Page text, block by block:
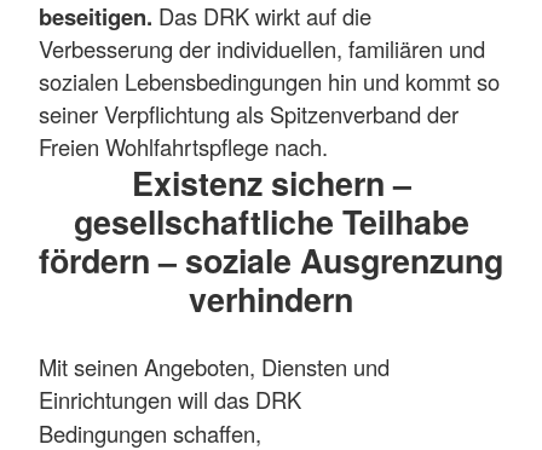
beseitigen. Das DRK wirkt auf die
Verbesserung der individuellen, familiären und
sozialen Lebensbedingungen hin und kommt so
seiner Verpflichtung als Spitzenverband der
Freien Wohlfahrtspflege nach.
Existenz sichern –
gesellschaftliche Teilhabe
fördern – soziale Ausgrenzung
verhindern
Mit seinen Angeboten, Diensten und
Einrichtungen will das DRK
Bedingungen schaffen,